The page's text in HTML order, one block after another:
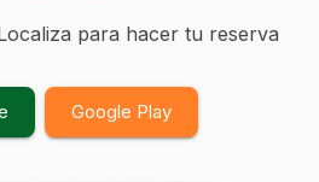
para hacer tu reserva
Google Play